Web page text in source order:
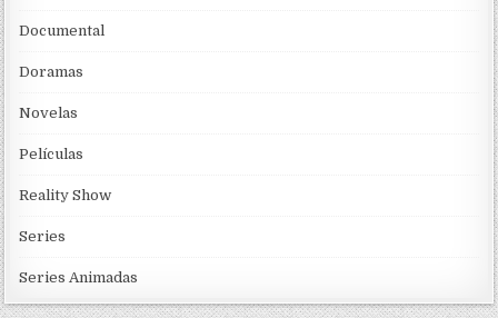
Documental
Doramas
Novelas
Películas
Reality Show
Series
Series Animadas